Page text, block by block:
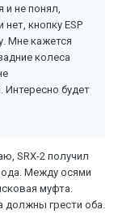
и не понял,
кнопку ESP
Мне кажется
колеса
Интересно будет
SRX-2 получил
Между осями
муфта.
должны грести оба.